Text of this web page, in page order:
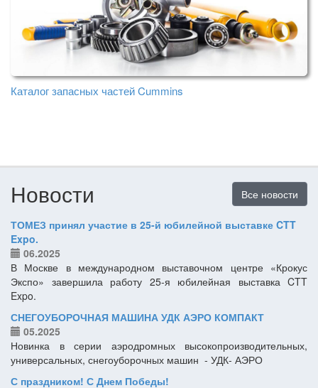
Каталог запасных частей Cummins
Новости Все новости
ТОМЕЗ принял участие в 25-й юбилейной выставке CTT
Expo.
06.2025
В Москве в международном выставочном центре «Крокус
Экспо» завершила работу 25-я юбилейная выставка CTT
Expo.
СНЕГОУБОРОЧНАЯ МАШИНА УДК АЭРО КОМПАКТ
05.2025
Новинка в серии аэродромных высокопроизводительных,
универсальных, снегоуборочных машин - УДК- АЭРО
С праздником! С Днем Победы!